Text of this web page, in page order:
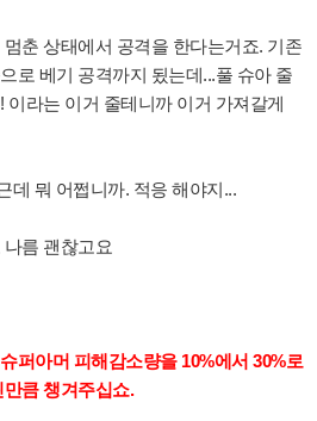
춘 상태에서 공격을 한다는거죠. 기존
로 베기 공격까지 됬는데...풀 슈아 줄
이라는 이거 줄테니까 이거 가져갈게
데 뭐 어쩝니까. 적응 해야지...
름 괜찮고요
퍼아머 피해감소량을 10%에서 30%로
큼 챙겨주십쇼.